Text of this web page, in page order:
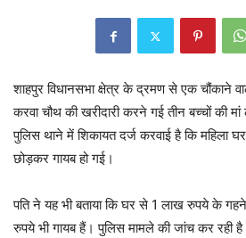
शाहपुर विधानसभा क्षेत्र के द्रमण से एक चौंकाने
करवा चौथ की खरीदारी करने गई तीन बच्चों की मां
पुलिस थाने में शिकायत दर्ज करवाई है कि महिला
छोड़कर गायब हो गई।
पति ने यह भी बताया कि घर से 1 लाख रुपये के
रुपये भी गायब हैं। पुलिस मामले की जांच कर रही